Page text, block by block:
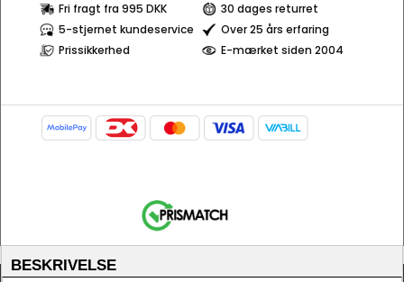
Fri fragt fra 995 DKK
30 dages returret
5-stjernet kundeservice
Over 25 års erfaring
Prissikkerhed
E-mærket siden 2004
BESKRIVELSE